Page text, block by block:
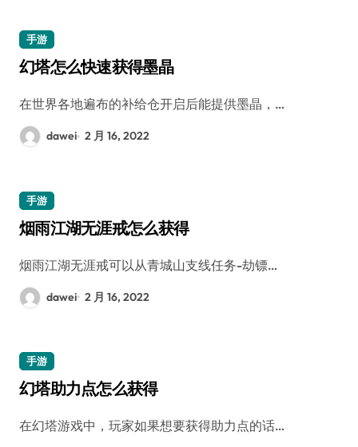
手游
幻塔怎么快速获得墨晶
在世界各地遍布的补给仓开启后能提供墨晶，…
dawei 2 月 16, 2022
手游
烟雨江湖无涯戒怎么获得
烟雨江湖无涯戒可以从青城山支线任务-劫镖…
dawei 2 月 16, 2022
手游
幻塔助力点怎么获得
在幻塔游戏中，玩家如果想要获得助力点的话…